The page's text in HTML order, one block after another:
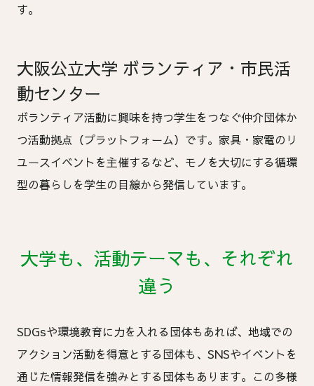
す。
大阪公立大学 ボランティア・市民活
動センター
ボランティア活動に興味を持つ学生をつなぐ仲介団体か
つ活動拠点（プラットフォーム）です。家具・家電のリ
ユースイベントを主催するなど、モノを大切にする循環
型の暮らしを学生の目線から発信しています。
大学も、活動テーマも、それぞれ
違う
SDGsや環境教育に力を入れる団体もあれば、地域での
アクション活動を得意とする団体も、SNSやイベントを
通じた情報発信を強みとする団体もあります。この多様